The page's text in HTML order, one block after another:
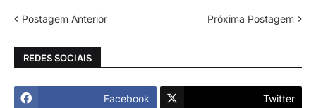
Postagem Anterior Próxima Postagem
REDES SOCIAIS
Facebook Twitter